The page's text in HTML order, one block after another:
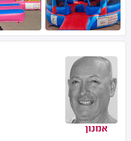
אמנון